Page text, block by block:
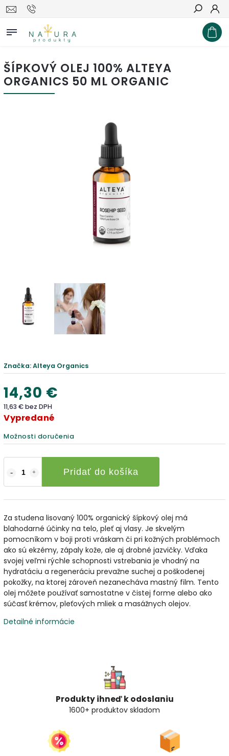
Hľadať
ŠÍPKOVÝ OLEJ 100% ALTEYA
ORGANICS 50 ML ORGANIC
Značka:Alteya Organics
14,30 €
11,63 € bez DPH
Vypredané
Možnosti doručenia
Pridať do košíka
Za studena lisovaný 100% organický šípkový olej má
blahodarné účinky na telo, pleť aj vlasy. Je skvelým
pomocníkom v boji proti vráskam či pri kožných problémoch
ako sú ekzémy, zápaly kože, ale aj drobné jazvičky. Vďaka
svojej veľmi rýchle schopnosti vstrebania je vhodný na
hydratáciu a regeneráciu prevažne suchej a poškodenej
pokožky, na ktorej zároveň nezanecháva mastný film. Tento
olej môžete používať samostatne v čistej forme alebo ako
súčasť krémov, pleťových mliek a masážnych olejov.
Detailné informácie
Produkty ihneď k odoslaniu
1600+ produktov skladom